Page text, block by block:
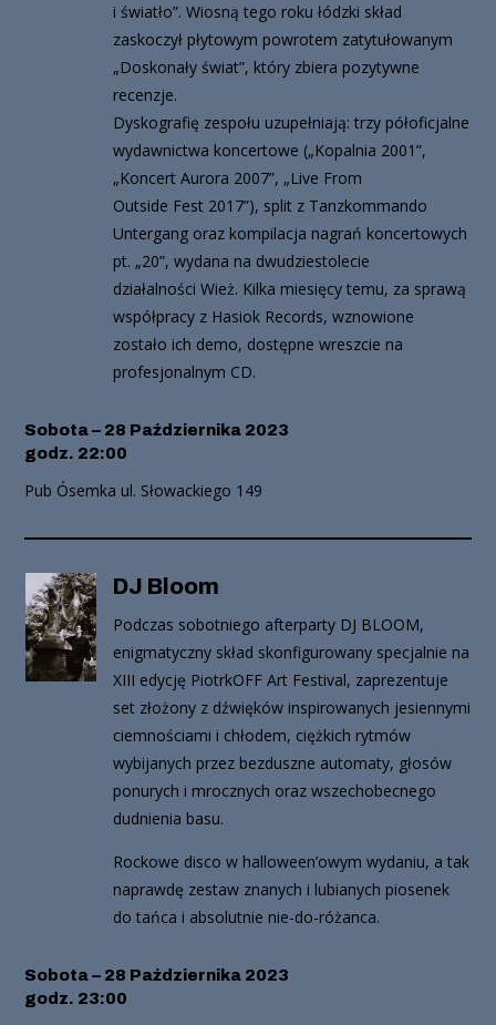
i światło”. Wiosną tego roku łódzki skład
zaskoczył płytowym powrotem zatytułowanym
„Doskonały świat”, który zbiera pozytywne
recenzje.
Dyskografię zespołu uzupełniają: trzy półoficjalne
wydawnictwa koncertowe („Kopalnia 2001”,
„Koncert Aurora 2007”, „Live From
Outside Fest 2017”), split z Tanzkommando
Untergang oraz kompilacja nagrań koncertowych
pt. „20”, wydana na dwudziestolecie
działalności Wież. Kilka miesięcy temu, za sprawą
współpracy z Hasiok Records, wznowione
zostało ich demo, dostępne wreszcie na
profesjonalnym CD.
Sobota – 28 Października 2023
godz. 22:00
Pub Ósemka ul. Słowackiego 149
DJ Bloom
Podczas sobotniego afterparty DJ BLOOM,
enigmatyczny skład skonfigurowany specjalnie na
XIII edycję PiotrkOFF Art Festival, zaprezentuje
set złożony z dźwięków inspirowanych jesiennymi
ciemnościami i chłodem, ciężkich rytmów
wybijanych przez bezduszne automaty, głosów
ponurych i mrocznych oraz wszechobecnego
dudnienia basu.
Rockowe disco w halloween’owym wydaniu, a tak
naprawdę zestaw znanych i lubianych piosenek
do tańca i absolutnie nie-do-różanca.
Sobota – 28 Października 2023
godz. 23:00